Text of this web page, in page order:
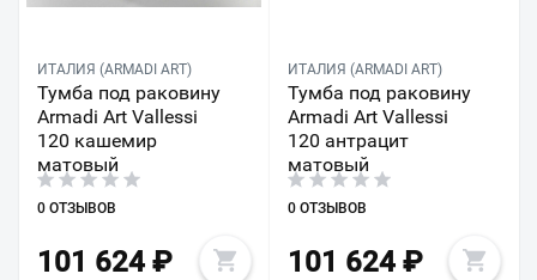
ИТАЛИЯ (ARMADI ART)
Тумба под раковину
Armadi Art Vallessi
120 кашемир
матовый
0 ОТЗЫВОВ
101 624 ₽
ИТАЛИЯ (ARMADI ART)
Тумба под раковину
Armadi Art Vallessi
120 антрацит
матовый
0 ОТЗЫВОВ
101 624₽